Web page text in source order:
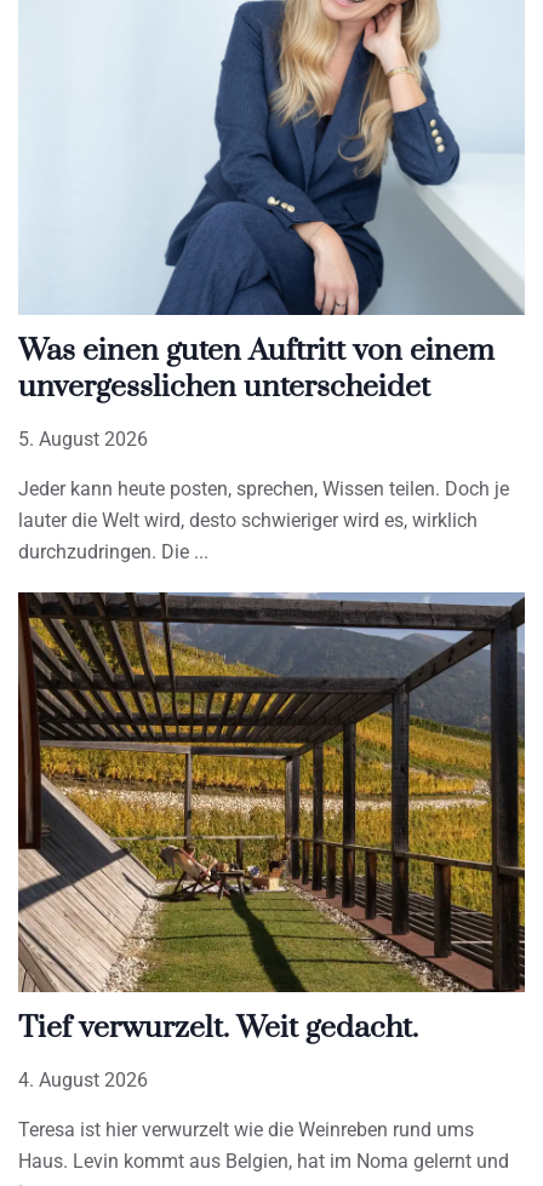
Was einen guten Auftritt von einem
unvergesslichen unterscheidet
5. August 2026
Jeder kann heute posten, sprechen, Wissen teilen. Doch je
lauter die Welt wird, desto schwieriger wird es, wirklich
durchzudringen. Die
Tief verwurzelt. Weit gedacht.
4. August 2026
Teresa ist hier verwurzelt wie die Weinreben rund ums
Haus. Levin kommt aus Belgien, hat im Noma gelernt und